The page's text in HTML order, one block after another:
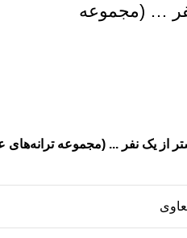
… (مجموعه
از یک نفر ... (مجموعه ترانه‌های